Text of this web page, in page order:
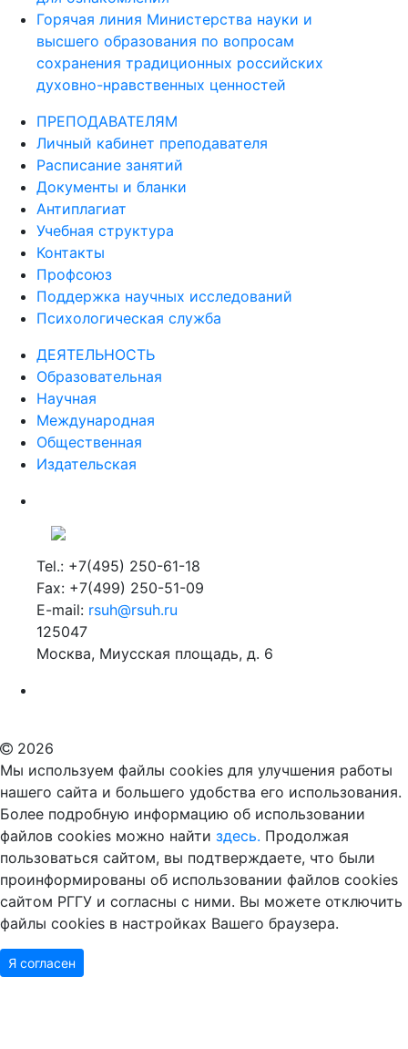
Горячая линия Министерства науки и
высшего образования по вопросам
сохранения традиционных российских
духовно-нравственных ценностей
ПРЕПОДАВАТЕЛЯМ
Личный кабинет преподавателя
Расписание занятий
Документы и бланки
Антиплагиат
Учебная структура
Контакты
Профсоюз
Поддержка научных исследований
Психологическая служба
ДЕЯТЕЛЬНОСТЬ
Образовательная
Научная
Международная
Общественная
Издательская
Tel.: +7(495) 250-61-18
Fax: +7(499) 250-51-09
E-mail: rsuh@rsuh.ru
125047
Москва, Миусская площадь, д. 6
2026
Мы используем файлы cookies для улучшения работы
нашего сайта и большего удобства его использования.
Более подробную информацию об использовании
файлов cookies можно найти здесь. Продолжая
пользоваться сайтом, вы подтверждаете, что были
проинформированы об использовании файлов cookies
сайтом РГГУ и согласны с ними. Вы можете отключить
файлы cookies в настройках Вашего браузера.
Я согласен